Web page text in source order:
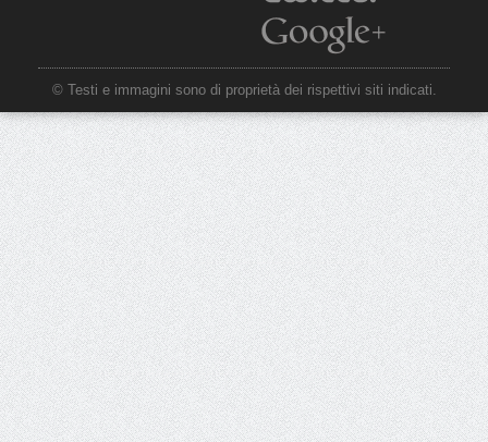
© Testi e immagini sono di proprietà dei rispettivi siti indicati.